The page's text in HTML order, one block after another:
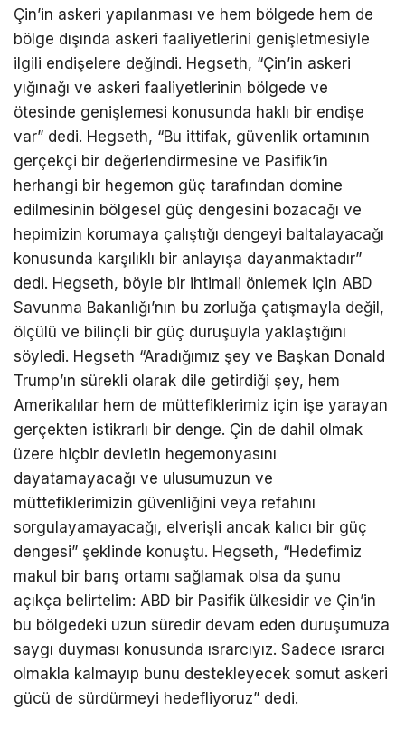
Çin’in askeri yapılanması ve hem bölgede hem de
bölge dışında askeri faaliyetlerini genişletmesiyle
ilgili endişelere değindi. Hegseth, “Çin’in askeri
yığınağı ve askeri faaliyetlerinin bölgede ve
ötesinde genişlemesi konusunda haklı bir endişe
var” dedi. Hegseth, “Bu ittifak, güvenlik ortamının
gerçekçi bir değerlendirmesine ve Pasifik’in
herhangi bir hegemon güç tarafından domine
edilmesinin bölgesel güç dengesini bozacağı ve
hepimizin korumaya çalıştığı dengeyi baltalayacağı
konusunda karşılıklı bir anlayışa dayanmaktadır”
dedi. Hegseth, böyle bir ihtimali önlemek için ABD
Savunma Bakanlığı’nın bu zorluğa çatışmayla değil,
ölçülü ve bilinçli bir güç duruşuyla yaklaştığını
söyledi. Hegseth “Aradığımız şey ve Başkan Donald
Trump’ın sürekli olarak dile getirdiği şey, hem
Amerikalılar hem de müttefiklerimiz için işe yarayan
gerçekten istikrarlı bir denge. Çin de dahil olmak
üzere hiçbir devletin hegemonyasını
dayatamayacağı ve ulusumuzun ve
müttefiklerimizin güvenliğini veya refahını
sorgulayamayacağı, elverişli ancak kalıcı bir güç
dengesi” şeklinde konuştu. Hegseth, “Hedefimiz
makul bir barış ortamı sağlamak olsa da şunu
açıkça belirtelim: ABD bir Pasifik ülkesidir ve Çin’in
bu bölgedeki uzun süredir devam eden duruşumuza
saygı duyması konusunda ısrarcıyız. Sadece ısrarcı
olmakla kalmayıp bunu destekleyecek somut askeri
gücü de sürdürmeyi hedefliyoruz” dedi.